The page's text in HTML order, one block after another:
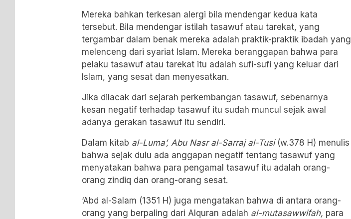
Mereka bahkan terkesan alergi bila mendengar kedua kata
tersebut. Bila mendengar istilah tasawuf atau tarekat, yang
tergambar dalam benak mereka adalah praktik-praktik ibadah yang
melenceng dari syariat Islam. Mereka beranggapan bahwa para
pelaku tasawuf atau tarekat itu adalah sufi-sufi yang keluar dari
Islam, yang sesat dan menyesatkan.
Jika dilacak dari sejarah perkembangan tasawuf, sebenarnya
kesan negatif terhadap tasawuf itu sudah muncul sejak awal
adanya gerakan tasawuf itu sendiri.
Dalam kitab al-Luma’, Abu Nasr al-Sarraj al-Tusi(w.378 H) menulis
bahwa sejak dulu ada anggapan negatif tentang tasawuf yang
menyatakan bahwa para pengamal tasawuf itu adalah orang-
orang zindiq dan orang-orang sesat.
‘Abd al-Salam (1351 H) juga mengatakan bahwa di antara orang-
orang yang berpaling dari Alquran adalah al-mutasawwifah, para